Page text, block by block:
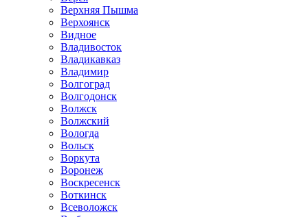
Верхняя Пышма
Верхоянск
Видное
Владивосток
Владикавказ
Владимир
Волгоград
Волгодонск
Волжск
Волжский
Вологда
Вольск
Воркута
Воронеж
Воскресенск
Воткинск
Всеволожск